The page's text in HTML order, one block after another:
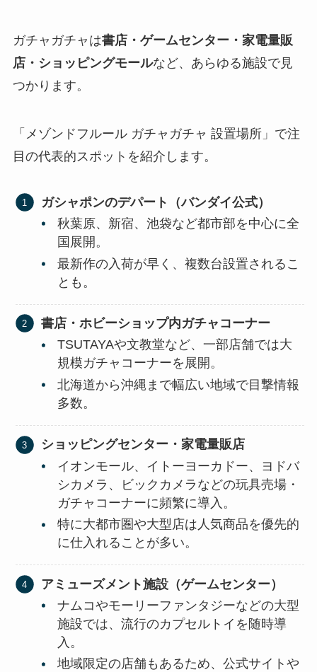
ガチャガチャは書店・ゲームセンター・家電量販
店・ショッピングモールなど、あらゆる施設で見
つかります。
「メゾンドフルール ガチャガチャ 設置場所」で注
目の代表的スポットを紹介します。
ガシャポンのデパート（バンダイ公式）
秋葉原、新宿、池袋など都市部を中心に全
国展開。
最新作の入荷が早く、複数台設置されるこ
とも。
書店・ホビーショップ内ガチャコーナー
TSUTAYAや文教堂など、一部店舗では大
規模ガチャコーナーを展開。
北海道から沖縄まで幅広い地域で目撃情報
多数。
ショッピングセンター・家電量販店
イオンモール、イトーヨーカドー、ヨドバ
シカメラ、ビックカメラなどの玩具売場・
ガチャコーナーに頻繁に導入。
特に大都市圏や大型店は人気商品を優先的
に仕入れることが多い。
アミューズメント施設（ゲームセンター）
ナムコやモーリーファンタジーなどの大型
施設では、流行のカプセルトイを随時導
入。
地域限定の店舗もあるため、公式サイトや